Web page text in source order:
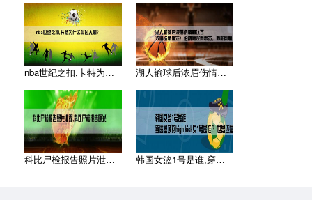
nba世纪之扣,卡特为什么叫飞人啊？ 湖人输球后浓眉伤情确认了,浓眉伤情确定！伦纳德发声表态，西部
科比尸检报告照片泄露,科比尸检报告曝光 韩国女篮1号是谁,穿透屋顶的high kick女1号是谁 ？